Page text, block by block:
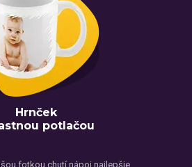
Hrnček
potlačou
fotkou chutí nápoj najlepšie